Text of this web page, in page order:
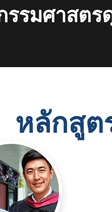
รรมศาสต
หลักสู